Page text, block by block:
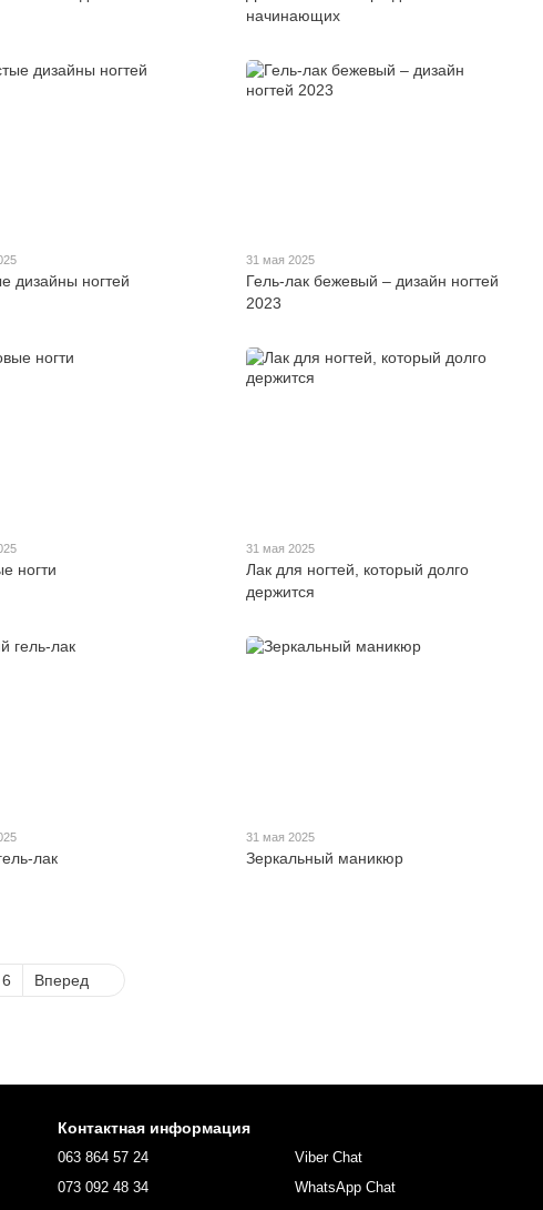
начинающих
дизайны ногтей
31 мая 2025
Гель-лак бежевый – дизайн ногтей
2023
ногти
31 мая 2025
Лак для ногтей, который долго
держится
лак
31 мая 2025
Зеркальный маникюр
6 Вперед
Контактная информация
063 864 57 24
073 092 48 34
Viber Chat
WhatsApp Chat